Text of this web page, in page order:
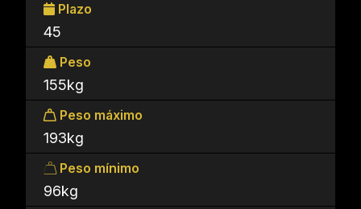
Plazo
45
Peso
155kg
Peso máximo
193kg
Peso mínimo
96kg